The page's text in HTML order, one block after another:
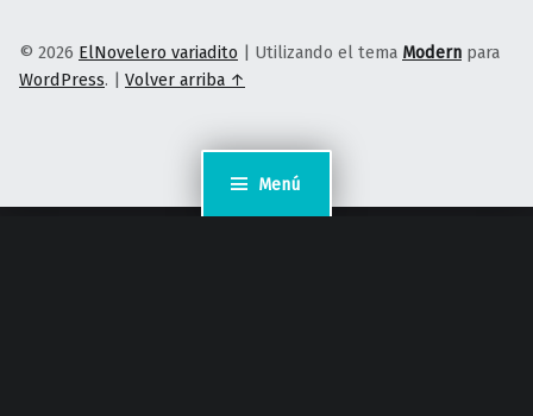
Menú
© 2026 ElNovelero variadito | Utilizando el tema Modern para
WordPress. | Volver arriba ↑